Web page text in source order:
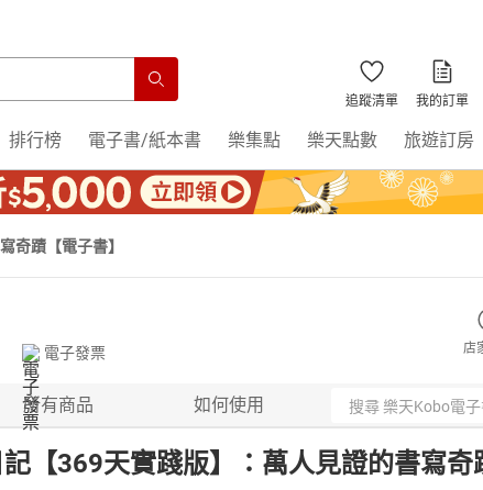
追蹤清單 我的訂單
排行榜 電子書/紙本書 樂集點 樂天點數 旅遊訂房
奇蹟【電子書】
電子發票 店
所有商品 如何使用
【369天實踐版】：萬人見證的書寫奇